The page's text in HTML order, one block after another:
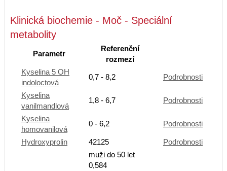
Klinická biochemie - Moč - Speciální
metabolity
Parametr
Referenční
rozmezí
Kyselina 5 OH
indoloctová
0,7 - 8,2 Podrobnosti
Kyselina
vanilmandlová
1,8 - 6,7 Podrobnosti
Kyselina
homovanilová
0 - 6,2 Podrobnosti
Hydroxyprolin 42125 Podrobnosti
muži do 50 let
0,584